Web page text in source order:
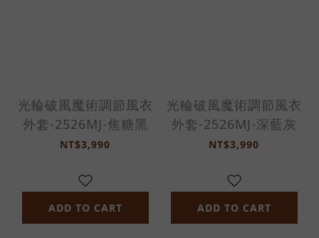
光輪破風魔術調節風衣
外套-2526MJ-焦糖黑
NT$3,990
ADD TO CART
光輪破風魔術調節風衣
外套-2526MJ-深藍灰
NT$3,990
ADD TO CART